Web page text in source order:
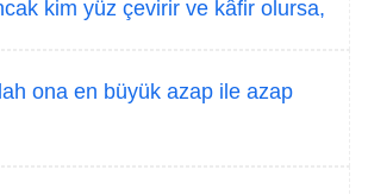
kim yüz çevirir ve kâfir olursa,
ona en büyük azap ile azap